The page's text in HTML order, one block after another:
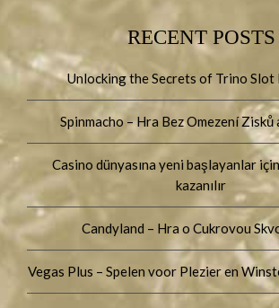
RECENT POSTS
Unlocking the Secrets of Trino Slot
Spinmacho – Hra Bez Omezení
Casino dünyasına yeni başlayanlar
kazanılır
Candyland – Hra o Cukrovou
Vegas Plus – Spelen voor Plezier en